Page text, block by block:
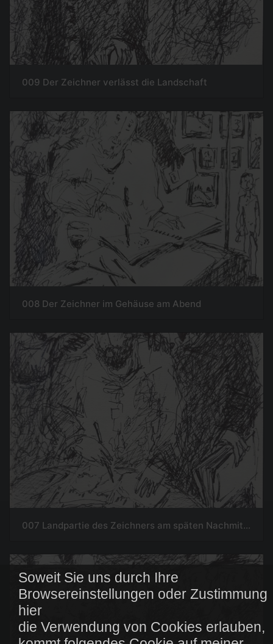
Soweit Sie uns durch Ihre
Browsereinstellungen oder Zustimmung
hier
die Verwendung von Cookies erlauben,
009 Der Zeichner verlässt die Landschaft
008 Der Zeichner im Gehäuse am Abend
007 Landpartie des Zeichners am späten Nachmittag